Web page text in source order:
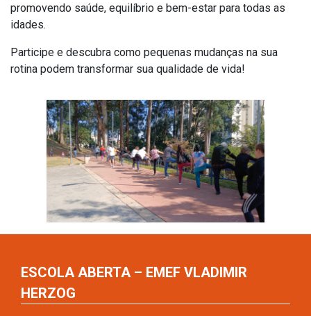
promovendo saúde, equilíbrio e bem-estar para todas as
idades.
Participe e descubra como pequenas mudanças na sua
rotina podem transformar sua qualidade de vida!
ESCOLA ABERTA – EMEF VLADIMIR
HERZOG